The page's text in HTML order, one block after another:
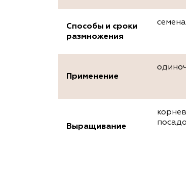
Способы и сроки
размножения
Применение
Выращивание